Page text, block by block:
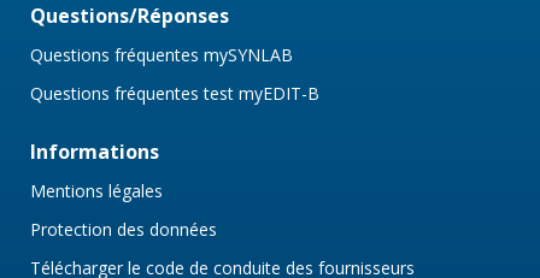
Questions/Réponses
Questions fréquentes mySYNLAB
Questions fréquentes test myEDIT-B
Informations
Mentions légales
Protection des données
Télécharger le code de conduite des fournisseurs